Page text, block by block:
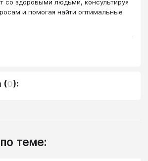
со здоровыми людьми, консультируя
и помогая найти оптимальные
(0):
теме: